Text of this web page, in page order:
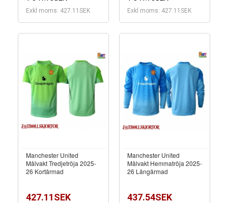
Exkl moms: 427.11SEK Exkl moms: 427.11SEK
Manchester United
Målvakt Tredjetröja 2025-
26 Kortärmad
427.11SEK
Manchester United
Målvakt Hemmatröja 2025-
26 Långärmad
437.54SEK